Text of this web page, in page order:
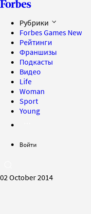
Рубрики
Forbes Games New
Рейтинги
Франшизы
Подкасты
Видео
Life
Woman
Sport
Young
Войти
02 October 2014